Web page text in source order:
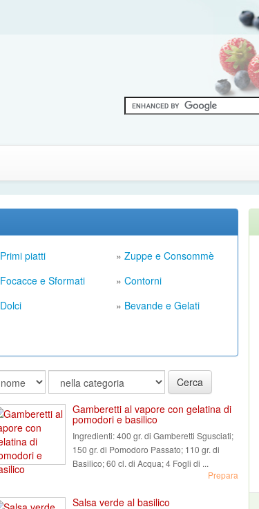
Primi piatti » Zuppe e Consommè
Focacce e Sformati » Contorni
Dolci » Bevande e Gelati
Cerca
Gamberetti al vapore con gelatina di
pomodori e basilico
Ingredienti:400 gr. di Gamberetti Sgusciati;
150 gr. di Pomodoro Passato; 110 gr. di
Basilico; 60 cl. di Acqua; 4 Fogli di ...
Prepara
Salsa verde al basilico